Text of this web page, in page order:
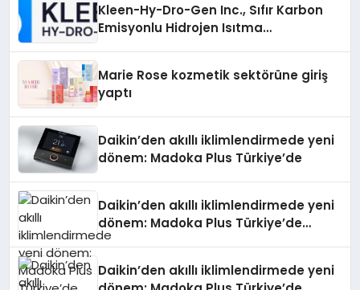
Kleen-Hy-Dro-Gen Inc., Sıfır Karbon
Emisyonlu Hidrojen Isıtma
Marie Rose kozmetik sektörüne giriş
yaptı
Daikin’den akıllı iklimlendirmede yeni
dönem: Madoka Plus Türkiye’de
Daikin’den akıllı iklimlendirmede yeni
dönem: Madoka Plus Türkiye’de
Daikin’in kullanıcı dostu tasarımıyla
teknolojilerle donatılmış son modeli
Daikin’den akıllı iklimlendirmede yeni